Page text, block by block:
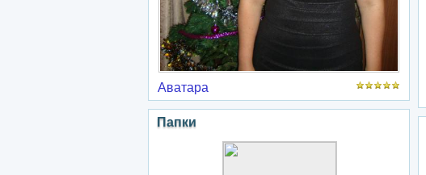
Аватара
Папки